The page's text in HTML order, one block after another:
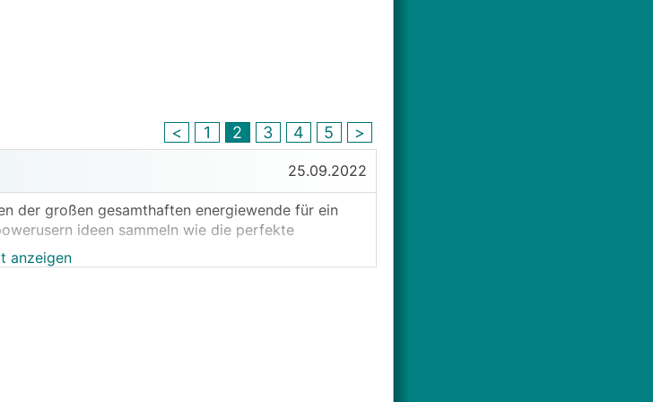
< 1 2 3 4 5 >
25.09.2022
der großen gesamthaften energiewende für ein
ideen sammeln wie die perfekte
effizienz, standby, etc...
anzeigen